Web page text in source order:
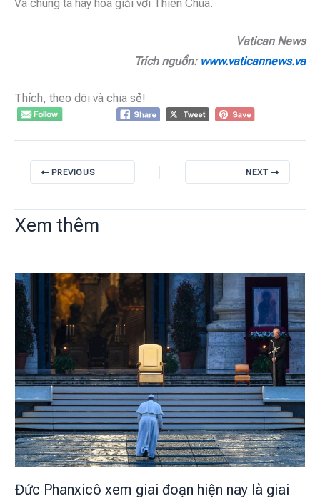
Và chúng ta hãy hòa giải với Thiên Chúa.
Vatican News
Trích nguồn: www.vaticannews.va
Thích, theo dõi và chia sẻ!
PREVIOUS NEXT
Xem thêm
Đức Phanxicô xem giai đoạn hiện nay là giai